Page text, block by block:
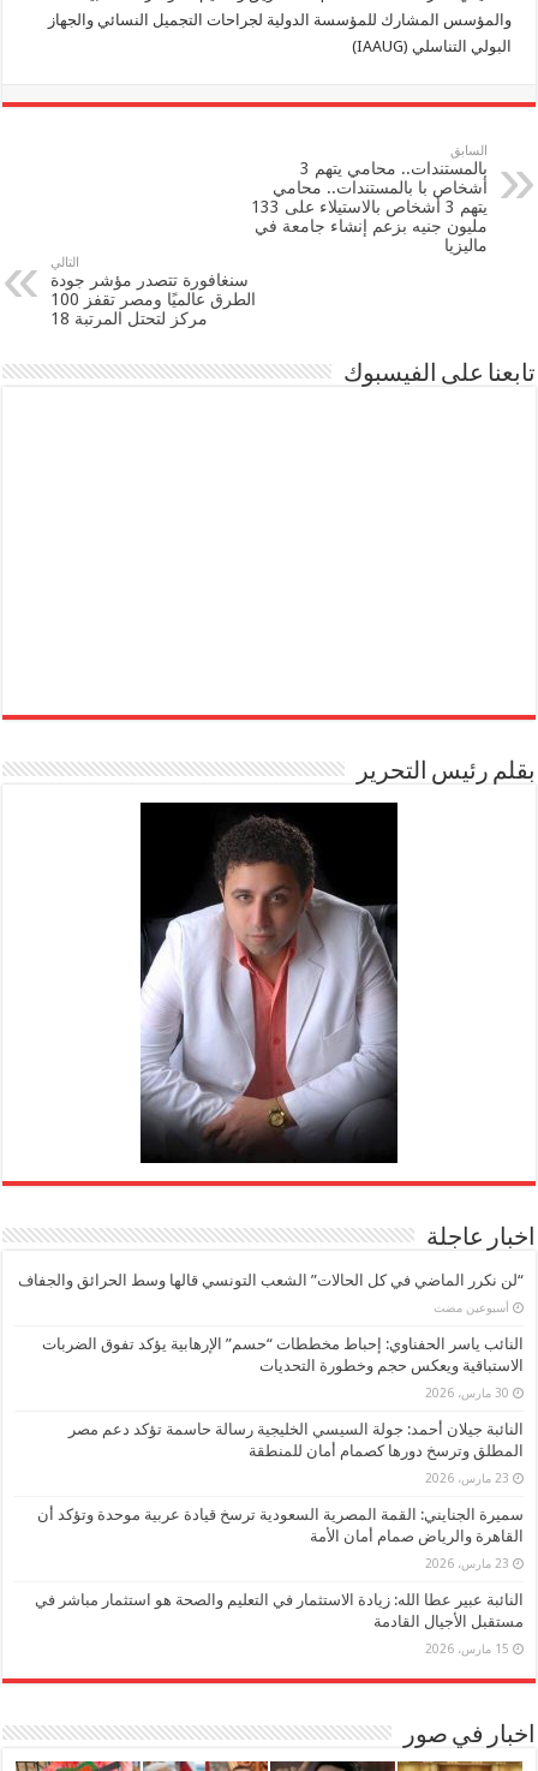
والمؤسس المشارك للمؤسسة الدولية لجراحات التجميل النسائي والجهاز
البولي التناسلي (IAAUG)
السابق
بالمستندات.. محامي يتهم 3
أشخاص با بالمستندات.. محامي
يتهم 3 أشخاص بالاستيلاء على 133
مليون جنيه بزعم إنشاء جامعة في
ماليزيا
التالي
سنغافورة تتصدر مؤشر جودة
الطرق عالميًا ومصر تقفز 100
مركز لتحتل المرتبة 18
تابعنا على الفيسبوك
بقلم رئيس التحرير
اخبار عاجلة
“لن نكرر الماضي في كل الحالات” الشعب التونسي قالها وسط الحرائق والجفاف
‏أسبوعين مضت
النائب ياسر الحفناوي: إحباط مخططات “حسم” الإرهابية يؤكد تفوق الضربات
الاستباقية ويعكس حجم وخطورة التحديات
30 مارس، 2026
النائبة جيلان أحمد: جولة السيسي الخليجية رسالة حاسمة تؤكد دعم مصر
المطلق وترسخ دورها كصمام أمان للمنطقة
23 مارس، 2026
سميرة الجنايني: القمة المصرية السعودية ترسخ قيادة عربية موحدة وتؤكد أن
القاهرة والرياض صمام أمان الأمة
23 مارس، 2026
النائبة عبير عطا الله: زيادة الاستثمار في التعليم والصحة هو استثمار مباشر في
مستقبل الأجيال القادمة
15 مارس، 2026
اخبار في صور